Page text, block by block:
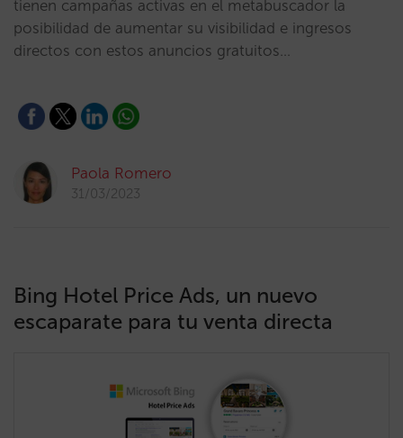
tienen campañas activas en el metabuscador la
posibilidad de aumentar su visibilidad e ingresos
directos con estos anuncios gratuitos…
Paola Romero
31/03/2023
Bing Hotel Price Ads, un nuevo
escaparate para tu venta directa